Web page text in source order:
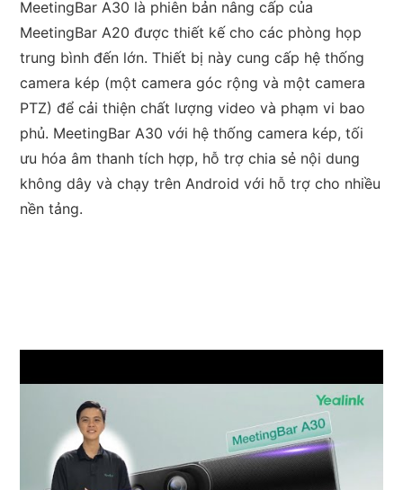
MeetingBar A30 là phiên bản nâng cấp của
MeetingBar A20 được thiết kế cho các phòng họp
trung bình đến lớn. Thiết bị này cung cấp hệ thống
camera kép (một camera góc rộng và một camera
PTZ) để cải thiện chất lượng video và phạm vi bao
phủ. MeetingBar A30 với hệ thống camera kép, tối
ưu hóa âm thanh tích hợp, hỗ trợ chia sẻ nội dung
không dây và chạy trên Android với hỗ trợ cho nhiều
nền tảng.